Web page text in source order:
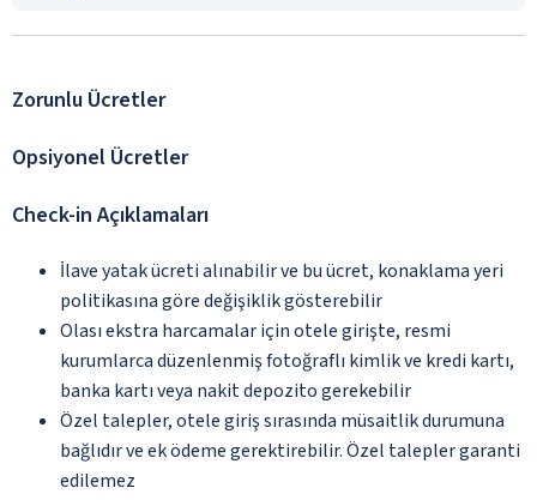
Zorunlu Ücretler
Opsiyonel Ücretler
Check-in Açıklamaları
İlave yatak ücreti alınabilir ve bu ücret, konaklama yeri
politikasına göre değişiklik gösterebilir
Olası ekstra harcamalar için otele girişte, resmi
kurumlarca düzenlenmiş fotoğraflı kimlik ve kredi kartı,
banka kartı veya nakit depozito gerekebilir
Özel talepler, otele giriş sırasında müsaitlik durumuna
bağlıdır ve ek ödeme gerektirebilir. Özel talepler garanti
edilemez